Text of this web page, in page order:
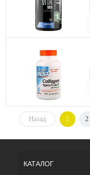
Назад 1 2
КАТАЛОГ